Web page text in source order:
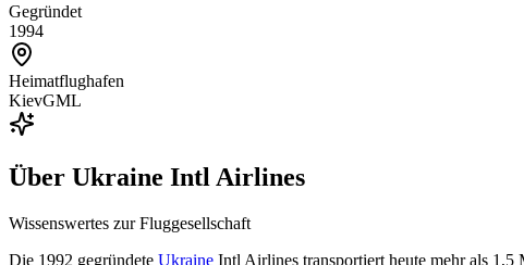
Gegründet
1994
Heimatflughafen
KievGML
Über Ukraine Intl Airlines
Wissenswertes zur Fluggesellschaft
Die 1992 gegründete Ukraine Intl Airlines transportiert heute mehr als